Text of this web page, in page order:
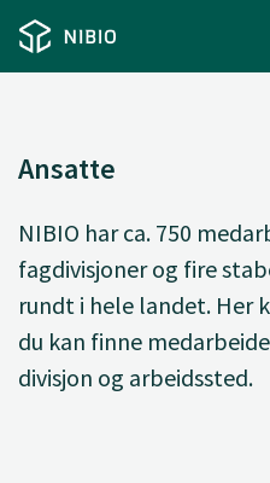
Ansatte
NIBIO har ca. 750
fagdivisjoner og fire
rundt i hele landet. Her
du kan finne
divisjon og arbeidssted.